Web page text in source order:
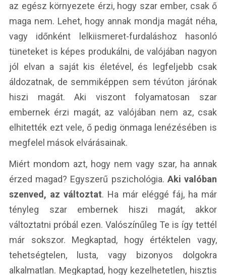
az egész környezete érzi, hogy szar ember, csak ő
maga nem. Lehet, hogy annak mondja magát néha,
vagy időnként lelkiismeret-furdaláshoz hasonló
tüneteket is képes produkálni, de valójában nagyon
jól elvan a saját kis életével, és legfeljebb csak
áldozatnak, de semmiképpen sem tévúton járónak
hiszi magát. Aki viszont folyamatosan szar
embernek érzi magát, az valójában nem az, csak
elhitették ezt vele, ő pedig önmaga lenézésében is
megfelel mások elvárásainak.
Miért mondom azt, hogy nem vagy szar, ha annak
érzed magad? Egyszerű pszichológia. Aki valóban
szenved, az változtat. Ha már eléggé fáj, ha már
tényleg szar embernek hiszi magát, akkor
változtatni próbál ezen. Valószínűleg Te is így tettél
már sokszor. Megkaptad, hogy értéktelen vagy,
tehetségtelen, lusta, vagy bizonyos dolgokra
alkalmatlan. Megkaptad, hogy kezelhetetlen, hisztis